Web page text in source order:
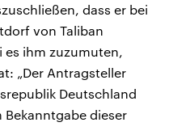
dass er bei
von Taliban
ihm zuzumuten,
„Der Antragsteller
Deutschland
dieser